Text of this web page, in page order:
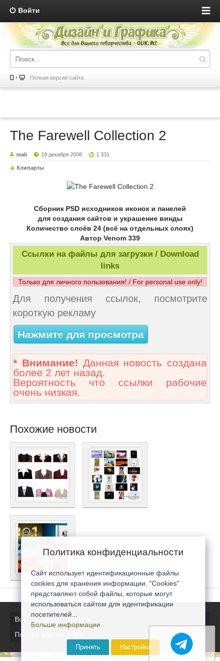
Войти
Полная версия сайта
The Farewell Collection 2
reali 19 декабря 2008 1 331
Клипарты
Сборник PSD исходников иконок и панелей
для создания сайтов и украшение винды
Количество слоёв 24 (всё на отдельных слоях)
Автор Venom 339
Ссылки на файлы для загрузки / Download
links
Только для личного пользования! / For personal use only!
Для получения ссылок, посмотрите
короткую рекламу
Нажмите для просмотра
* Внимание! Данная новость создана
более 2 лет назад.
Вероятность что ссылки рабочие
очень низкая.
Похожие новости
Все последние новости
Полная версия сайта
Политика конфиденциальности
Сайт использует идентификационные файлы
cookies для хранения информации. "Cookies"
представляют собой файлы, которые могут
использоваться сайтом для идентификации
посетителей...
Больше информации
Принять Настройка